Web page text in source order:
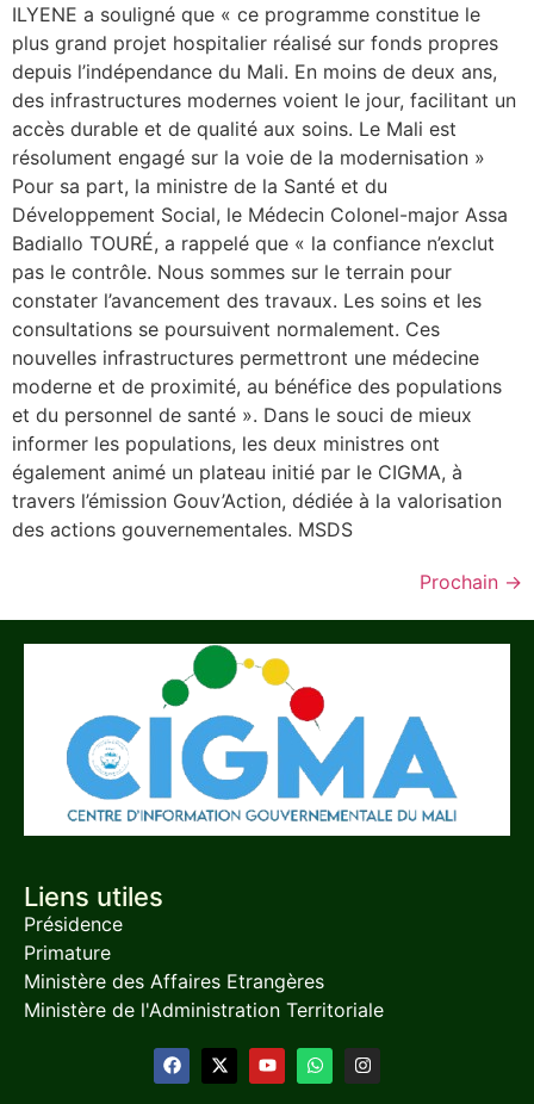
ILYENE a souligné que « ce programme constitue le
plus grand projet hospitalier réalisé sur fonds propres
depuis l’indépendance du Mali. En moins de deux ans,
des infrastructures modernes voient le jour, facilitant un
accès durable et de qualité aux soins. Le Mali est
résolument engagé sur la voie de la modernisation »
Pour sa part, la ministre de la Santé et du
Développement Social, le Médecin Colonel-major Assa
Badiallo TOURÉ, a rappelé que « la confiance n’exclut
pas le contrôle. Nous sommes sur le terrain pour
constater l’avancement des travaux. Les soins et les
consultations se poursuivent normalement. Ces
nouvelles infrastructures permettront une médecine
moderne et de proximité, au bénéfice des populations
et du personnel de santé ». Dans le souci de mieux
informer les populations, les deux ministres ont
également animé un plateau initié par le CIGMA, à
travers l’émission Gouv’Action, dédiée à la valorisation
des actions gouvernementales. MSDS
Prochain →
Liens utiles
Présidence
Primature
Ministère des Affaires Etrangères
Ministère de l'Administration Territoriale